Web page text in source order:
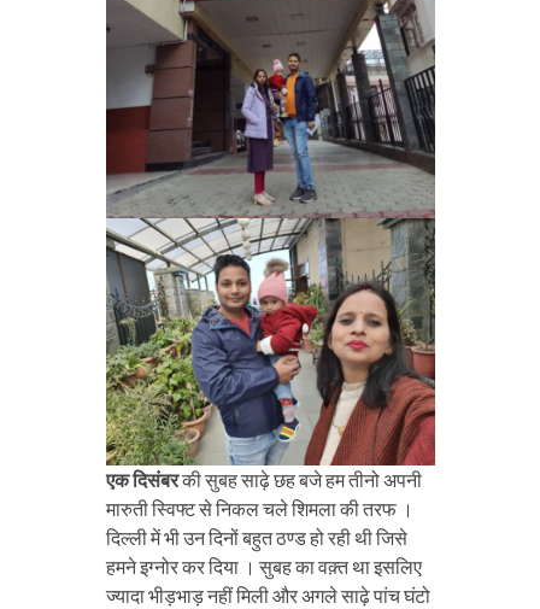
एक दिसंबरकी सुबह साढ़े छह बजे हम तीनो अपनी
मारुती स्विफ्ट से निकल चले शिमला की तरफ ।
दिल्ली में भी उन दिनों बहुत ठण्ड हो रही थी जिसे
हमने इग्नोर कर दिया । सुबह का वक़्त था इसलिए
ज्यादा भीड़भाड़ नहीं मिली और अगले साढ़े पांच घंटो